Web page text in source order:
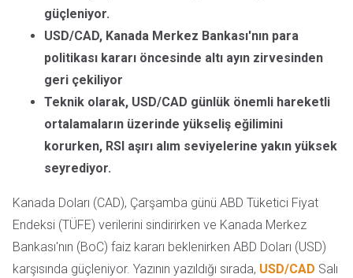
güçleniyor.
USD/CAD, Kanada Merkez Bankası'nın para
politikası kararı öncesinde altı ayın zirvesinden
geri çekiliyor
Teknik olarak, USD/CAD günlük önemli hareketli
ortalamaların üzerinde yükseliş eğilimini
korurken, RSI aşırı alım seviyelerine yakın yüksek
seyrediyor.
Kanada Doları (CAD), Çarşamba günü ABD Tüketici Fiyat
Endeksi (TÜFE) verilerini sindirirken ve Kanada Merkez
Bankası'nın (BoC) faiz kararı beklenirken ABD Doları (USD)
karşısında güçleniyor. Yazının yazıldığı sırada, USD/CAD Salı